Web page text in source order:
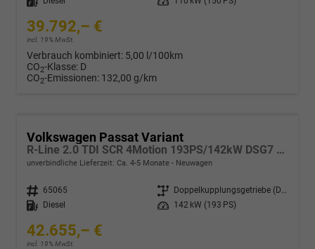
39.792,– €
incl. 19% MwSt.
Verbrauch kombiniert: 5,00 l/100km
CO2-Klasse: D
CO2-Emissionen: 132,00 g/km
Volkswagen Passat Variant
R-Line 2.0 TDI SCR 4Motion 193PS/142kW DSG7 2026
unverbindliche Lieferzeit: Ca. 4-5 Monate Neuwagen
Fahrzeugnr. 65065 Getriebe
Doppelkupplungsgetriebe (DSG)
Kraftstoff
Diesel Leistung 142 kW (193 PS)
42.655,– €
incl. 19% MwSt.